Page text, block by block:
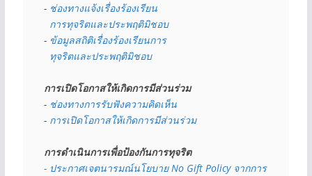
- ช่องทางแจ้งเรื่องร้องเรียน
  การทุจริตและประพฤติมิชอบ
- ข้อมูลสถิติเรื่องร้องเรียนการ
  ทุจริตและประพฤติมิชอบ
การเปิดโอกาสให้เกิดการมีส่วนร่วม
- ช่องทางการรับฟังความคิดเห็น
- การเปิดโอกาสให้เกิดการมีส่วนร่วม
การดำเนินการเพื่อป้องกันการทุจริต
- ประกาศเจตนารมณ์นโยบาย No Gift Policy จากการ